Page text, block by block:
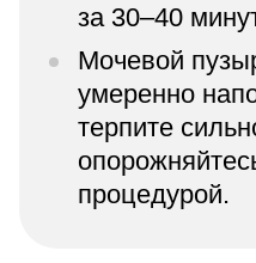
за 30–40
Мочевой
умеренно
терпите
процедурой.